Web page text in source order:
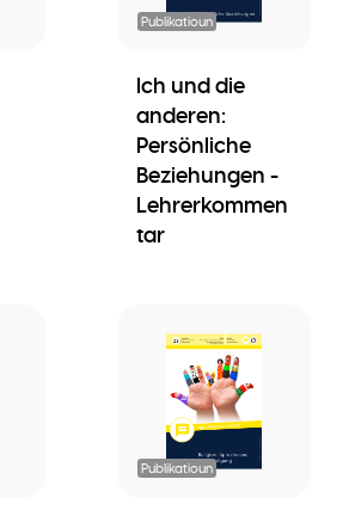
Publikatioun
Ich und die
anderen:
Persönliche
Beziehungen -
Lehrerkommen
tar
Publikatioun